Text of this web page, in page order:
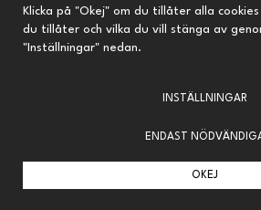
Nyhetsbrev
Om cookies
Prenumeration
Kvalitetsprodukter till
Klicka på "Okej" om du tillåter alla
du tillåter och vilka du vill stänga av
"Inställningar" nedan.
INSTÄLLNINGAR
ENDAST
OKEJ